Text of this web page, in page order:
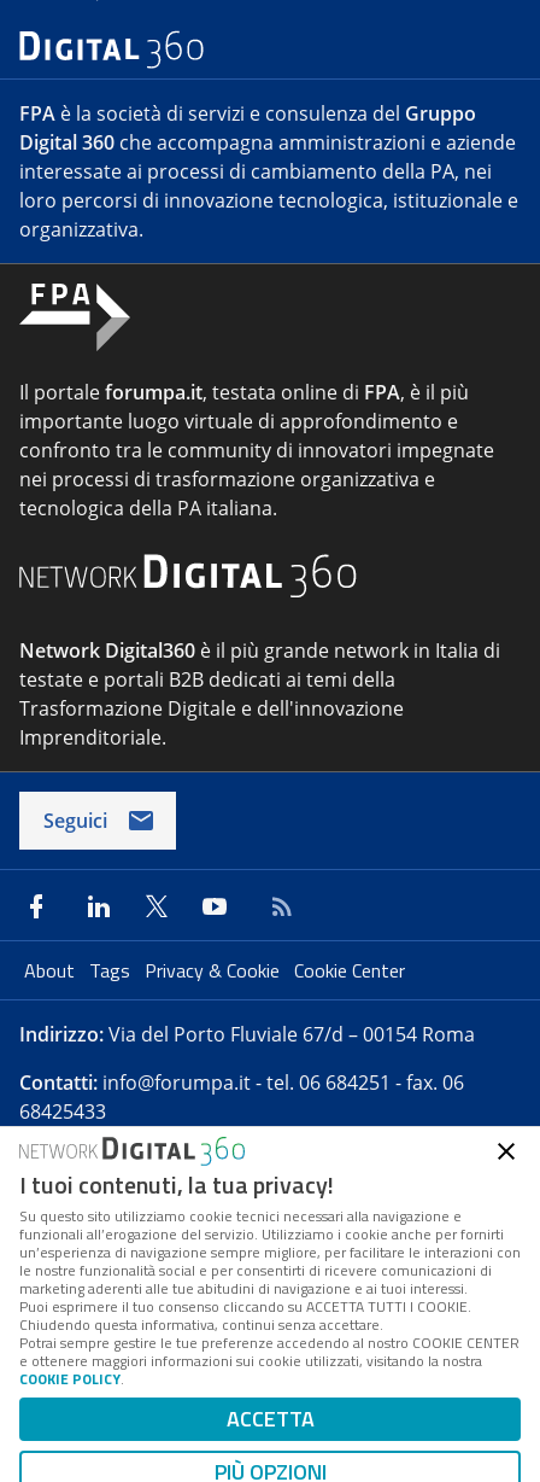
FPA è la società di servizi e consulenza del Gruppo
Digital 360 che accompagna amministrazioni e aziende
interessate ai processi di cambiamento della PA, nei
loro percorsi di innovazione tecnologica, istituzionale e
organizzativa.
Il portaleforumpa.it, testata online di FPA, è il più
importante luogo virtuale di approfondimento e
confronto tra le community di innovatori impegnate
nei processi di trasformazione organizzativa e
tecnologica della PA italiana.
Network Digital360 è il più grande network in Italia di
testate e portali B2B dedicati ai temi della
Trasformazione Digitale e dell'innovazione
Imprenditoriale.
Seguici
About Tags Privacy & Cookie Cookie Center
Indirizzo:Via del Porto Fluviale 67/d – 00154 Roma
Contatti: info@forumpa.it- tel. 06 684251 - fax. 06
68425433
Forumpa.itè una pubblicazione telematica iscritta
presso Registro della stampa del Tribunale di Roma -
Reg. n. 182 del 2 maggio 2008 - Direttore resp. Michela
Stentella
FPA s.r.l. è società soggetta a Direzione e
Coordinamento da parte di Digital360 S.p.A. - FPA s.r.l.
è un'azienda certificata per il sistema di management
Codice Fiscale/Partita IVA n. 10693191008 - R.E.A. Roma
n. 1249791. ISP AWS
Mappa del sito
I tuoi contenuti, la tua privacy!
Su questo sito utilizziamo cookie tecnici necessari alla navigazione e
funzionali all’erogazione del servizio. Utilizziamo i cookie anche per fornirti
un’esperienza di navigazione sempre migliore, per facilitare le interazioni con
le nostre funzionalità social e per consentirti di ricevere comunicazioni di
marketing aderenti alle tue abitudini di navigazione e ai tuoi interessi.
Puoi esprimere il tuo consenso cliccando su ACCETTA TUTTI I COOKIE.
Chiudendo questa informativa, continui senza accettare.
Potrai sempre gestire le tue preferenze accedendo al nostro COOKIE CENTER
e ottenere maggiori informazioni sui cookie utilizzati, visitando la nostra
COOKIE POLICY.
ACCETTA
PIÙ OPZIONI